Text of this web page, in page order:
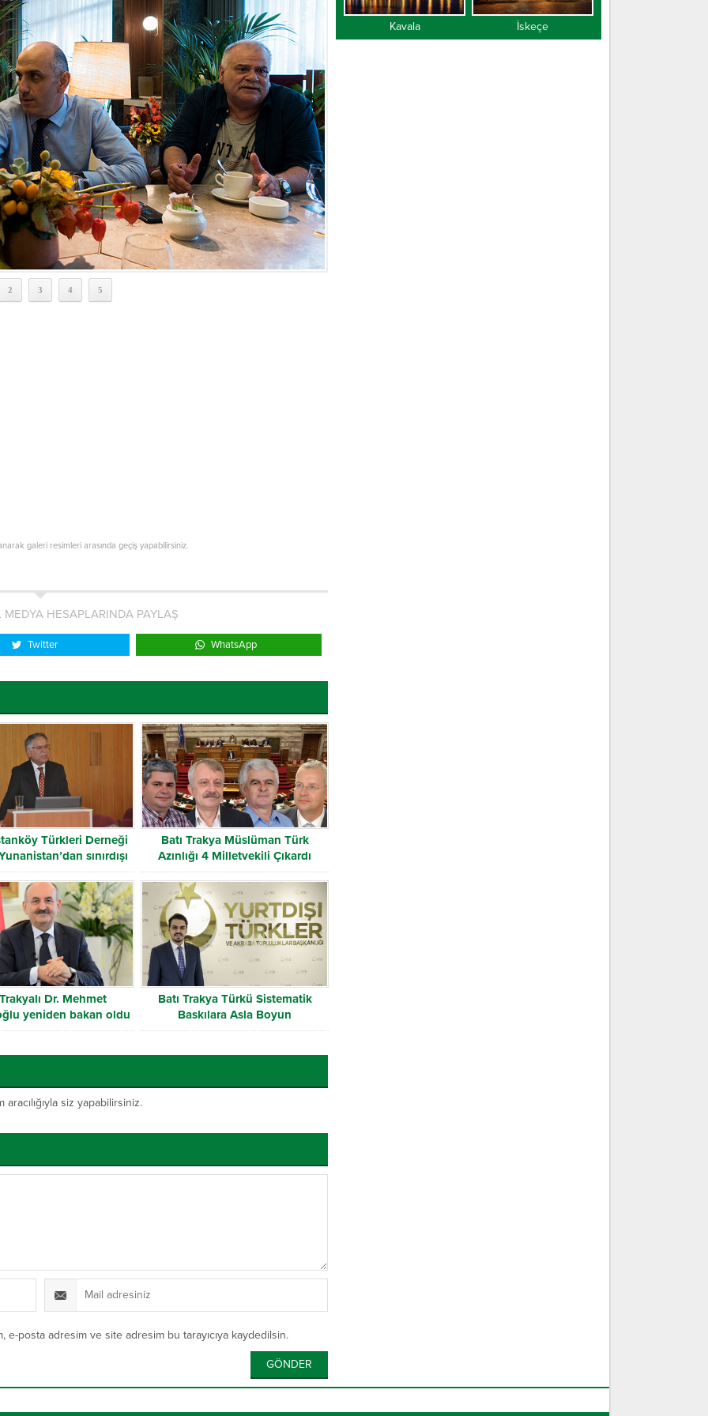
2 3 4 5
galeri resimleri arasında geçiş yapabilirsiniz.
MEDYA HESAPLARINDA PAYLAŞ
Twitter WhatsApp
Türkleri Derneği
sınırdışı
edildi!
Batı Trakya Müslüman Türk
Azınlığı 4 Milletvekili Çıkardı
Dr. Mehmet
yeniden bakan oldu
Batı Trakya Türkü Sistematik
Baskılara Asla Boyun
Eğmeyecektir
siz yapabilirsiniz.
e-posta adresim ve site adresim bu tarayıcıya kaydedilsin.
Kavala İskeçe